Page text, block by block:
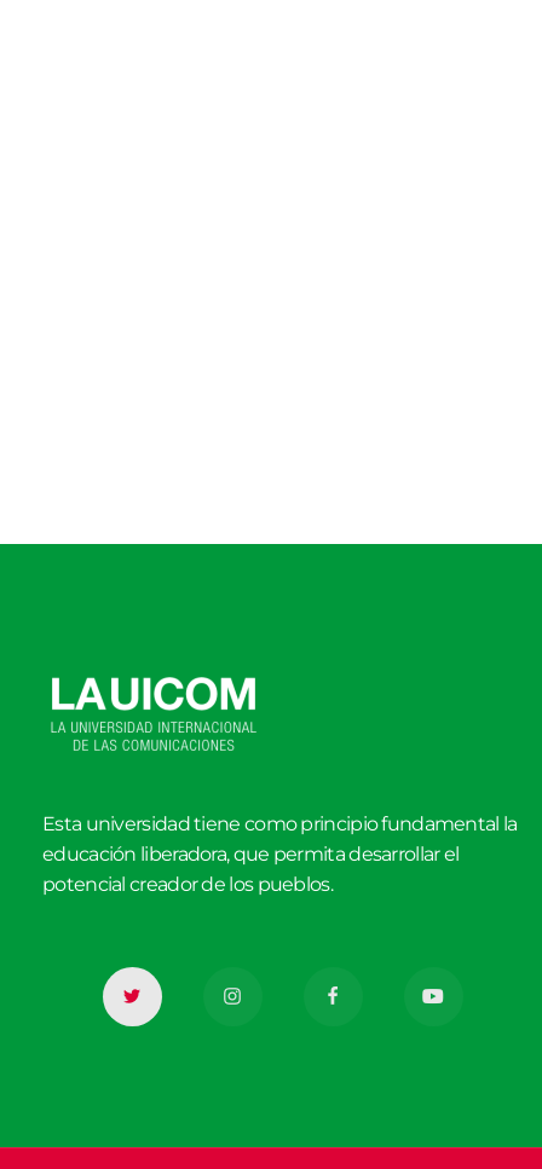
Esta universidad tiene como principio fundamental la
educación liberadora, que permita desarrollar el
potencial creador de los pueblos.